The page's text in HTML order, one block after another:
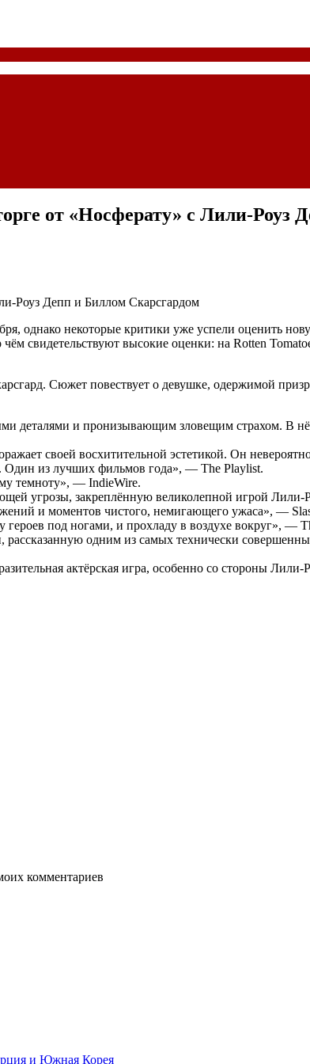
от «Носферату» с Лили-Роуз
однако некоторые критики уже успели оценить
свидетельствуют высокие оценки: на Rotten
Сюжет повествует о девушке, одержимой
деталями и пронизывающим зловещим страхом. В
своей восхитительной эстетикой. Он невероятно
Один из лучших фильмов года», — The Playlist.
темноту», — IndieWire.
угрозы, закреплённую великолепной игрой
и моментов чистого, немигающего ужаса», —
под ногами, и прохладу в воздухе вокруг», —
одним из самых технически
актёрская игра, особенно со стороны
комментариев
и Южная Корея